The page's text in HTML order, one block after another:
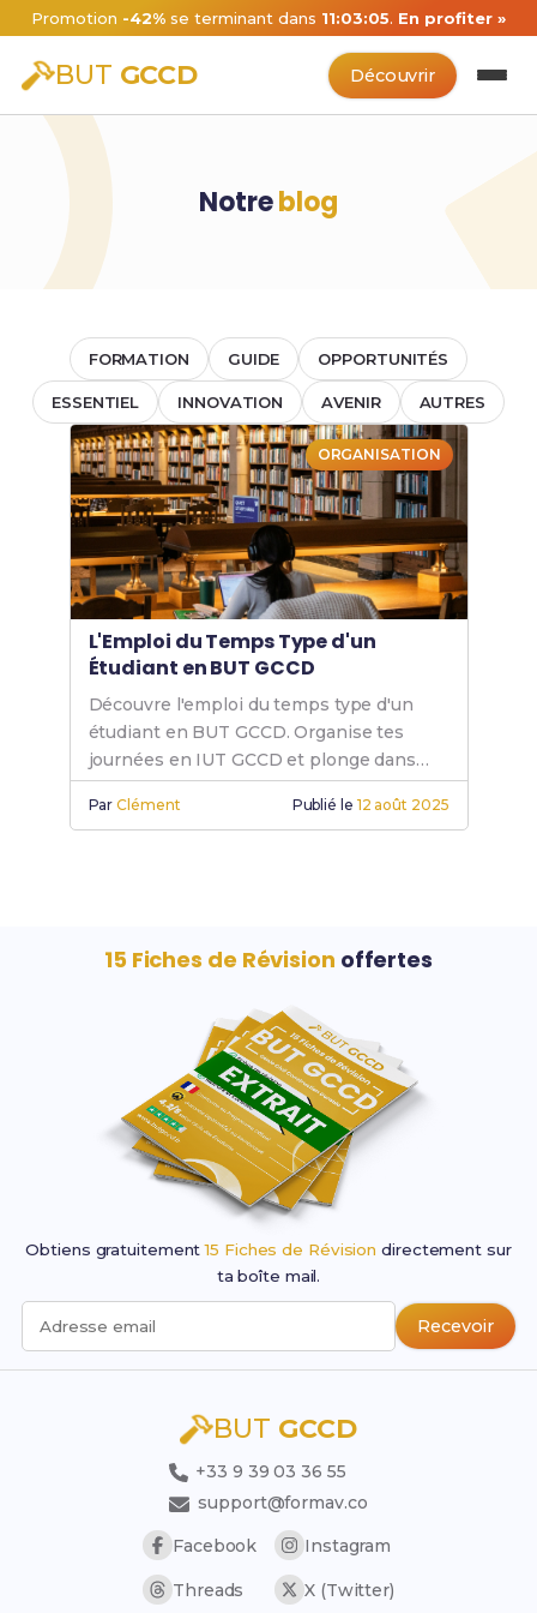
Promotion -42% se terminant dans 11:03:05. En profiter »
BUT GCCD Découvrir
Notreblog
FORMATION GUIDE OPPORTUNITÉS
ESSENTIEL INNOVATION AVENIR AUTRES
ORGANISATION
L'Emploi du Temps Type d'un
Étudiant en BUT GCCD
Découvre l'emploi du temps type d'un
étudiant en BUT GCCD. Organise tes
journées en IUT GCCD et plonge dans
l'univers du génie civil.
ParClément Publié le 12 août 2025
15 Fiches de Révision offertes
Obtiens gratuitement15 Fiches de Révision directement sur
ta boîte mail.
Adresse email Recevoir
BUT GCCD
+33 9 39 03 36 55
support@formav.co
Facebook
Instagram
Threads X (Twitter)